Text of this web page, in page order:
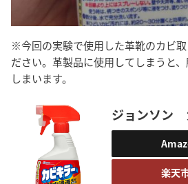
※今回の実験で使用した革靴のカビ
ださい。革製品に使用してしまうと
しまいます。
ジョンソン
楽天